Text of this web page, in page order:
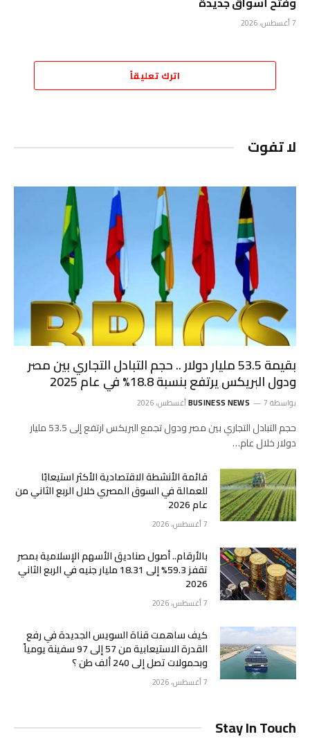
7 أغسطس، 2026
اترك تعليقاً
لا تفوت
بقيمة 53.5 مليار دولار .. حجم التبادل التجاري بين مصر
ودول البريكس يرتفع بنسبة 18.8% في عام 2025
بواسطة BUSINESS NEWS 7 أغسطس، 2026
حجم التبادل التجاري بين مصر ودول تجمع البريكس ارتفع إلى 53.5 مليار
دولار خلال عام…
قائمة الأنشطة الاقتصادية الأكثر استيعابًا
للعمالة في السوق المصري خلال الربع الثاني من
عام 2026
7 أغسطس، 2026
بالأرقام.. أصول صناديق الأسهم الإسلامية بمصر
تقفز 59.3% إلى 18.31 مليار جنيه في الربع الثاني
2026
7 أغسطس، 2026
كيف ساهمت قناة السويس الجديدة في رفع
القدرة الاستيعابية من 57 إلى 97 سفينة يومياً
وبحمولات تصل إلى 240 ألف طن ؟
7 أغسطس، 2026
Stay In Touch